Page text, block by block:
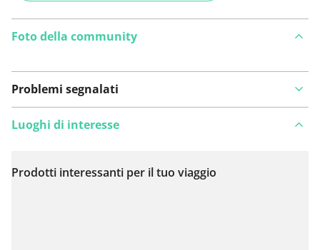
Foto della community
Problemi segnalati
Visualizza sulla mappa
Luoghi di interesse
Prodotti interessanti per il tuo viaggio